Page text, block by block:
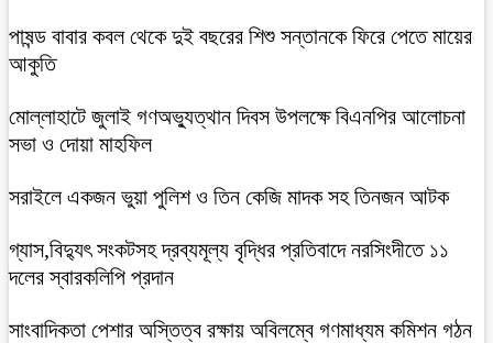
পাষন্ড বাবার কবল থেকে দুই বছরের শিশু সন্তানকে ফিরে পেতে মায়ের
আকুতি
মোল্লাহাটে জুলাই গণঅভ্যুত্থান দিবস উপলক্ষে বিএনপির আলোচনা
সভা ও দোয়া মাহফিল
সরাইলে একজন ভুয়া পুলিশ ও তিন কেজি মাদক সহ তিনজন আটক
গ্যাস,বিদ্যুৎ সংকটসহ দ্রব্যমূল্য বৃদ্ধির প্রতিবাদে নরসিংদীতে ১১
দলের স্বারকলিপি প্রদান
সাংবাদিকতা পেশার অস্তিত্ব রক্ষায় অবিলম্বে গণমাধ্যম কমিশন গঠন